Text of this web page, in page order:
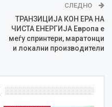
СЛЕДНО
ТРАНЗИЦИЈА КОН EРА НА
ЧИСТА ЕНЕРГИЈА Европа е
меѓу спринтери, маратонци
и локални производители